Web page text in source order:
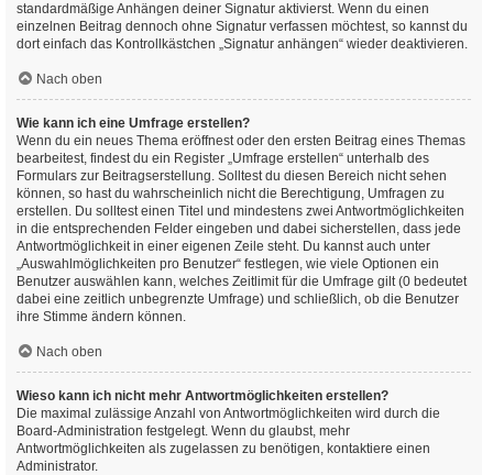
standardmäßige Anhängen deiner Signatur aktivierst. Wenn du einen
einzelnen Beitrag dennoch ohne Signatur verfassen möchtest, so kannst du
dort einfach das Kontrollkästchen „Signatur anhängen“ wieder deaktivieren.
Nach oben
Wie kann ich eine Umfrage erstellen?
Wenn du ein neues Thema eröffnest oder den ersten Beitrag eines Themas
bearbeitest, findest du ein Register „Umfrage erstellen“ unterhalb des
Formulars zur Beitragserstellung. Solltest du diesen Bereich nicht sehen
können, so hast du wahrscheinlich nicht die Berechtigung, Umfragen zu
erstellen. Du solltest einen Titel und mindestens zwei Antwortmöglichkeiten
in die entsprechenden Felder eingeben und dabei sicherstellen, dass jede
Antwortmöglichkeit in einer eigenen Zeile steht. Du kannst auch unter
„Auswahlmöglichkeiten pro Benutzer“ festlegen, wie viele Optionen ein
Benutzer auswählen kann, welches Zeitlimit für die Umfrage gilt (0 bedeutet
dabei eine zeitlich unbegrenzte Umfrage) und schließlich, ob die Benutzer
ihre Stimme ändern können.
Nach oben
Wieso kann ich nicht mehr Antwortmöglichkeiten erstellen?
Die maximal zulässige Anzahl von Antwortmöglichkeiten wird durch die
Board-Administration festgelegt. Wenn du glaubst, mehr
Antwortmöglichkeiten als zugelassen zu benötigen, kontaktiere einen
Administrator.